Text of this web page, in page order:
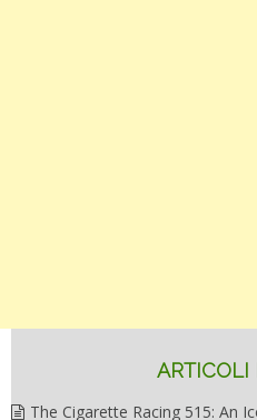
ARTICOLI
The Cigarette Racing 515: An